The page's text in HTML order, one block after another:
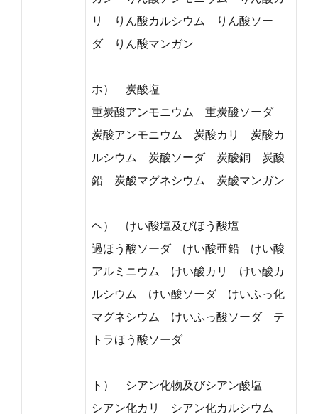
リ りん酸カルシウム りん酸ソー
ダ りん酸マンガン
ホ） 炭酸塩
重炭酸アンモニウム 重炭酸ソーダ
炭酸アンモニウム 炭酸カリ 炭酸カ
ルシウム 炭酸ソーダ 炭酸銅 炭酸
鉛 炭酸マグネシウム 炭酸マンガン
ヘ） けい酸塩及びほう酸塩
過ほう酸ソーダ けい酸亜鉛 けい酸
アルミニウム けい酸カリ けい酸カ
ルシウム けい酸ソーダ けいふっ化
マグネシウム けいふっ酸ソーダ テ
トラほう酸ソーダ
ト） シアン化物及びシアン酸塩
シアン化カリ シアン化カルシウム